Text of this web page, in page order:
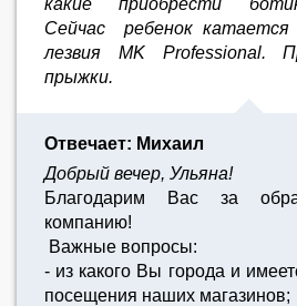
какие приобрести
Сейчас ребенок катается
лезвия MK Professional.
прыжки.
Отвечает: Михаил
Добрый вечер, Ульяна!
Благодарим Вас за
компанию!
Важные вопросы:
- из какого Вы города и
посещения наших магазинов;